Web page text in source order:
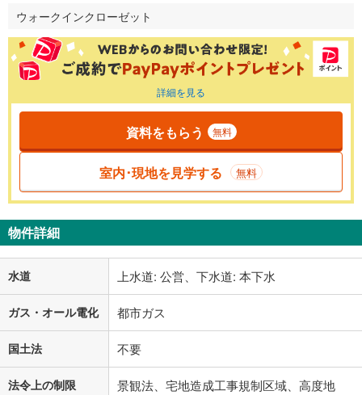
ウォークインクローゼット
詳細を見る
資料をもらう 無料
室内･現地を見学する 無料
物件詳細
水道 上水道: 公営、下水道: 本下水
ガス・オール電化 都市ガス
国土法 不要
法令上の制限
景観法、宅地造成工事規制区域、高度地